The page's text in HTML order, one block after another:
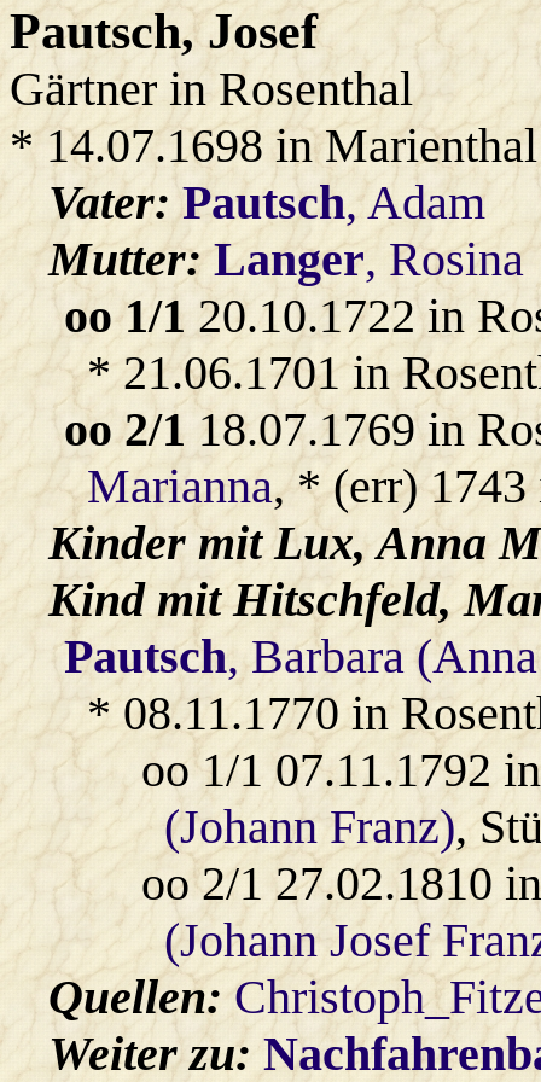
Pautsch, Josef
Gärtner in Rosenthal
* 14.07.1698 in Marienthal
Vater:Pautsch, Adam
Mutter:Langer, Rosina
oo 1/1 20.10.1722 in
* 21.06.1701 in
oo 2/1 18.07.1769 in
Marianna, * (err)
Kinder mit Lux, Anna
Kind mitHitschfeld,
Pautsch, Barbara
* 08.11.1770 in
oo 1/1 07.11.1792
(Johann Franz),
oo 2/1 27.02.1810
(Johann Josef
Quellen:
Weiter zu: